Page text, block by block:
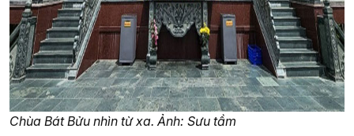
Chùa Bát Bửu nhìn từ xa. Ảnh: Sưu tầm